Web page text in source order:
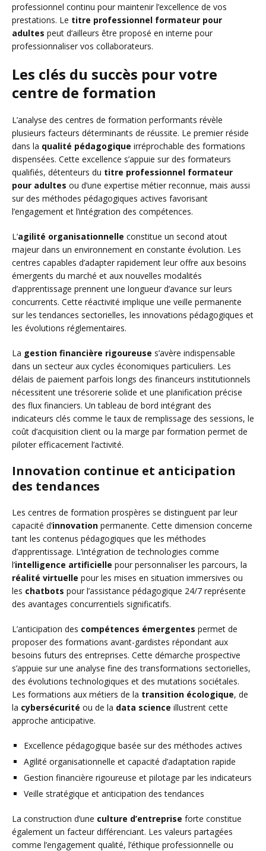
professionnel continu pour maintenir l’excellence de vos
prestations. Le titre professionnel formateur pour
adultes peut d’ailleurs être proposé en interne pour
professionnaliser vos collaborateurs.
Les clés du succès pour votre
centre de formation
L’analyse des centres de formation performants révèle
plusieurs facteurs déterminants de réussite. Le premier réside
dans la qualité pédagogique irréprochable des formations
dispensées. Cette excellence s’appuie sur des formateurs
qualifiés, détenteurs du titre professionnel formateur
pour adultes ou d’une expertise métier reconnue, mais aussi
sur des méthodes pédagogiques actives favorisant
l’engagement et l’intégration des compétences.
L’agilité organisationnelle constitue un second atout
majeur dans un environnement en constante évolution. Les
centres capables d’adapter rapidement leur offre aux besoins
émergents du marché et aux nouvelles modalités
d’apprentissage prennent une longueur d’avance sur leurs
concurrents. Cette réactivité implique une veille permanente
sur les tendances sectorielles, les innovations pédagogiques et
les évolutions réglementaires.
La gestion financière rigoureuse s’avère indispensable
dans un secteur aux cycles économiques particuliers. Les
délais de paiement parfois longs des financeurs institutionnels
nécessitent une trésorerie solide et une planification précise
des flux financiers. Un tableau de bord intégrant des
indicateurs clés comme le taux de remplissage des sessions, le
coût d’acquisition client ou la marge par formation permet de
piloter efficacement l’activité.
Innovation continue et anticipation
des tendances
Les centres de formation prospères se distinguent par leur
capacité d’innovation permanente. Cette dimension concerne
tant les contenus pédagogiques que les méthodes
d’apprentissage. L’intégration de technologies comme
l’intelligence artificielle pour personnaliser les parcours, la
réalité virtuelle pour les mises en situation immersives ou
les chatbots pour l’assistance pédagogique 24/7 représente
des avantages concurrentiels significatifs.
L’anticipation des compétences émergentes permet de
proposer des formations avant-gardistes répondant aux
besoins futurs des entreprises. Cette démarche prospective
s’appuie sur une analyse fine des transformations sectorielles,
des évolutions technologiques et des mutations sociétales.
Les formations aux métiers de la transition écologique, de
la cybersécurité ou de la data science illustrent cette
approche anticipative.
Excellence pédagogique basée sur des méthodes actives
Agilité organisationnelle et capacité d’adaptation rapide
Gestion financière rigoureuse et pilotage par les indicateurs
Veille stratégique et anticipation des tendances
La construction d’une culture d’entreprise forte constitue
également un facteur différenciant. Les valeurs partagées
comme l’engagement qualité, l’éthique professionnelle ou